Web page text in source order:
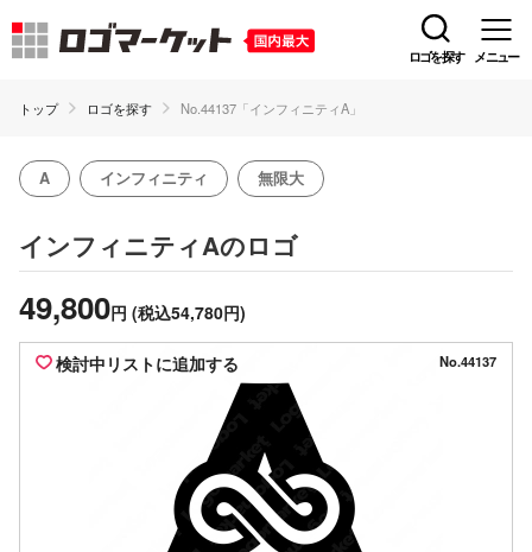
ロゴを探す メニュー
トップ ロゴを探す No.44137「インフィニティA」
A インフィニティ 無限大
インフィニティAのロゴ
49,800円 (税込54,780円)
検討中リストに追加する No.44137